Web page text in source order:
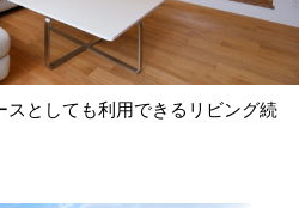
としても利用できるリビング続